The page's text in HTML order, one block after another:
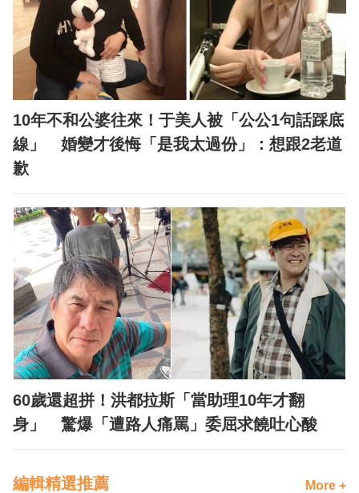
10年不和公婆往來！于美人被「公公1句話踩底
線」 婚變才後悔「是我太過份」：想跟2老道
歉
60歲還超拼！洪都拉斯「當助理10年才翻
身」 驚爆「遭路人痛罵」委屈求饒吐心酸
編輯精選推薦 More +